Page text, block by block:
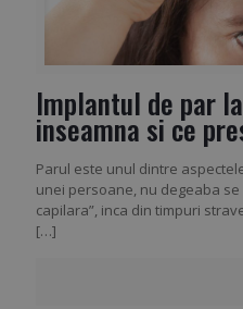
Implantul de par
inseamna si ce
Parul este unul dintre
unei persoane, nu degeaba
capilara”, inca din timpuri
[…]